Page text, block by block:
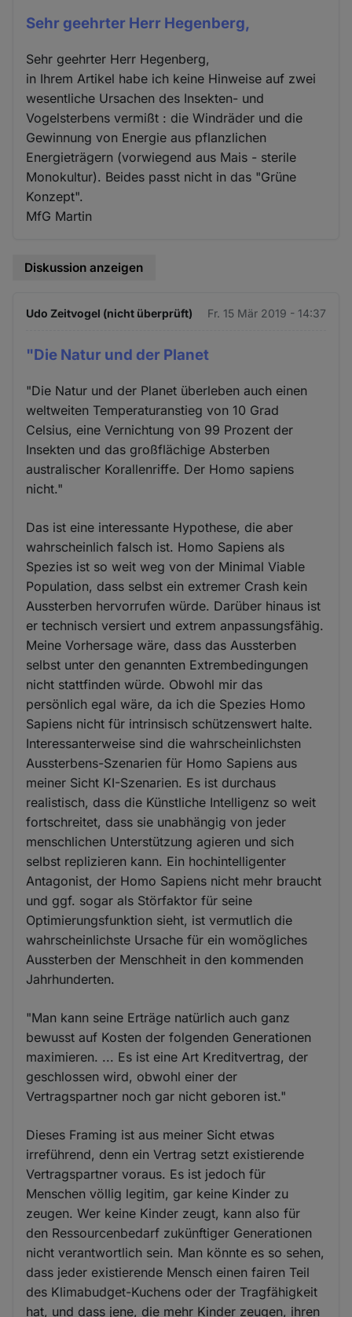
Sehr geehrter Herr Hegenberg,
Sehr geehrter Herr Hegenberg,
in Ihrem Artikel habe ich keine Hinweise auf zwei
wesentliche Ursachen des Insekten- und
Vogelsterbens vermißt : die Windräder und die
Gewinnung von Energie aus pflanzlichen
Energieträgern (vorwiegend aus Mais - sterile
Monokultur). Beides passt nicht in das "Grüne
Konzept".
MfG Martin
Diskussion anzeigen
Udo Zeitvogel (nicht überprüft) Fr. 15 Mär 2019 - 14:37
"Die Natur und der Planet
"Die Natur und der Planet überleben auch einen
weltweiten Temperaturanstieg von 10 Grad
Celsius, eine Vernichtung von 99 Prozent der
Insekten und das großflächige Absterben
australischer Korallenriffe. Der Homo sapiens
nicht."
Das ist eine interessante Hypothese, die aber
wahrscheinlich falsch ist. Homo Sapiens als
Spezies ist so weit weg von der Minimal Viable
Population, dass selbst ein extremer Crash kein
Aussterben hervorrufen würde. Darüber hinaus ist
er technisch versiert und extrem anpassungsfähig.
Meine Vorhersage wäre, dass das Aussterben
selbst unter den genannten Extrembedingungen
nicht stattfinden würde. Obwohl mir das
persönlich egal wäre, da ich die Spezies Homo
Sapiens nicht für intrinsisch schützenswert halte.
Interessanterweise sind die wahrscheinlichsten
Aussterbens-Szenarien für Homo Sapiens aus
meiner Sicht KI-Szenarien. Es ist durchaus
realistisch, dass die Künstliche Intelligenz so weit
fortschreitet, dass sie unabhängig von jeder
menschlichen Unterstützung agieren und sich
selbst replizieren kann. Ein hochintelligenter
Antagonist, der Homo Sapiens nicht mehr braucht
und ggf. sogar als Störfaktor für seine
Optimierungsfunktion sieht, ist vermutlich die
wahrscheinlichste Ursache für ein womögliches
Aussterben der Menschheit in den kommenden
Jahrhunderten.
"Man kann seine Erträge natürlich auch ganz
bewusst auf Kosten der folgenden Generationen
maximieren. ... Es ist eine Art Kreditvertrag, der
geschlossen wird, obwohl einer der
Vertragspartner noch gar nicht geboren ist."
Dieses Framing ist aus meiner Sicht etwas
irreführend, denn ein Vertrag setzt existierende
Vertragspartner voraus. Es ist jedoch für
Menschen völlig legitim, gar keine Kinder zu
zeugen. Wer keine Kinder zeugt, kann also für
den Ressourcenbedarf zukünftiger Generationen
nicht verantwortlich sein. Man könnte es so sehen,
dass jeder existierende Mensch einen fairen Teil
des Klimabudget-Kuchens oder der Tragfähigkeit
hat, und dass jene, die mehr Kinder zeugen, ihren